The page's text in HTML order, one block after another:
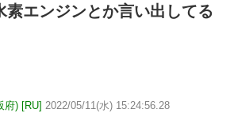
素エンジンとか言い出してる
府) [RU] 2022/05/11(水) 15:24:56.28